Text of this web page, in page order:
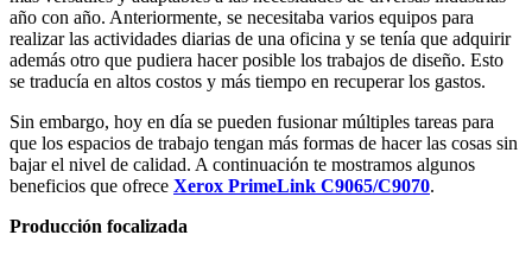
año con año. Anteriormente, se necesitaba varios equipos para
realizar las actividades diarias de una oficina y se tenía que adquirir
además otro que pudiera hacer posible los trabajos de diseño. Esto
se traducía en altos costos y más tiempo en recuperar los gastos.
Sin embargo, hoy en día se pueden fusionar múltiples tareas para
que los espacios de trabajo tengan más formas de hacer las cosas sin
bajar el nivel de calidad. A continuación te mostramos algunos
beneficios que ofrece Xerox PrimeLink C9065/C9070.
Producción focalizada